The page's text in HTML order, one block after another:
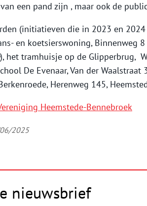
een pand zijn , maar ook de
(initiatieven die in 2023 en
en koetsierswoning, Binnenweg 8
), het tramhuisje op de Glipperbrug,
De Evenaar, Van der Waalstraat
Herenweg 145,
Heemstede-Bennebroek
2025
nieuwsbrief